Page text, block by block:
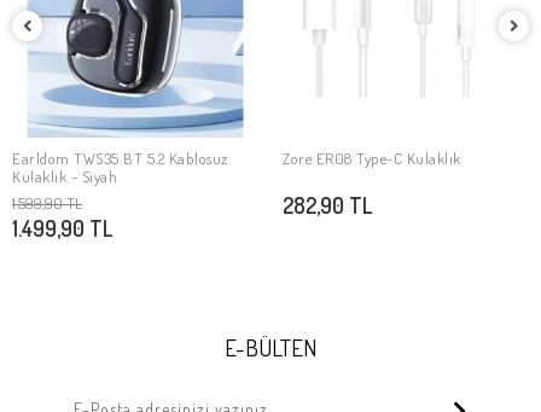
SEPETE EKLE
Earldom TWS35 BT 5.2 Kablosuz
Kulaklık - Siyah
1.599,90 TL
1.499,90 TL
SEPETE EKLE
Zore ER08 Type-C Kulaklık
282,90 TL
E-BÜLTEN